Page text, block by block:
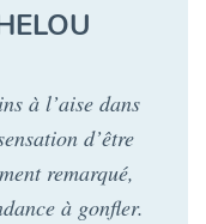
à l’aise dans
d’être
remarqué,
à gonfler.